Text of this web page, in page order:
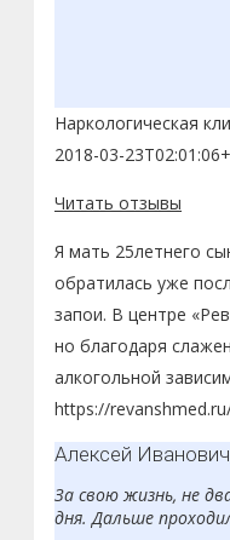
Наркологическая
2018-03-
Читать отзывы
Я мать 25летнего
обратилась уже
запои. В центре
но благодаря
алкогольной
https://
Алексей
За свою жизнь, не
дня. Дальше